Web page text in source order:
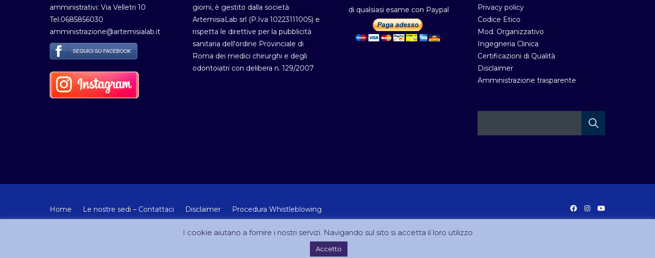
amministrativi: Via Velletri 10
Tel.0685856030
amministrazione@artemisialab.it
giorni, è gestito dalla società
ArtemisiaLab srl (P.Iva 10223111005) e
rispetta le direttive per la pubblicità
sanitaria dell'ordine Provinciale di
Roma dei medici chirurghi e degli
odontoiatri con delibera n. 129/2007
di qualsiasi esame con Paypal
Privacy policy
Codice Etico
Mod. Organizzativo
Ingegneria Clinica
Certificazioni di Qualità
Disclaimer
Amministrazione trasparente
Home Le nostre sedi – Contattaci Disclaimer Procedura Whistleblowing
I cookie aiutano a fornire i nostri servizi. Navigando sul sito si accetta il loro utilizzo
Accetto